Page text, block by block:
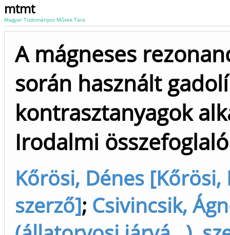
mtmt
Magyar Tudományos Művek Tára
A mágneses
során használt
kontrasztanyagok
Irodalmi összefoglaló
Kőrösi, Dénes [Kőrösi,
szerző]; Csivincsik,